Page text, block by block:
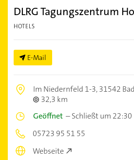
DLRG Tagungszentrum
HOTELS
E-Mail
Im Niedernfeld 1-3,31542
32,3 km
Geöffnet –Schließt um 22:30
05723 95 51 55
Webseite